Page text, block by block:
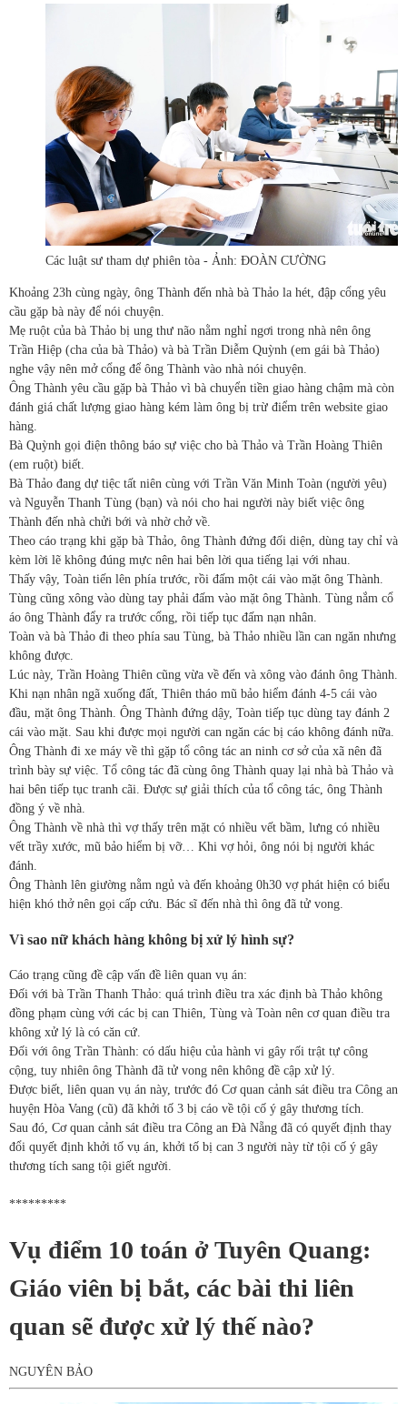
Các luật sư tham dự phiên tòa - Ảnh: ĐOÀN CƯỜNG
Khoảng 23h cùng ngày, ông Thành đến nhà bà Thảo la hét, đập cổng yêu
cầu gặp bà này để nói chuyện.
Mẹ ruột của bà Thảo bị ung thư não nằm nghỉ ngơi trong nhà nên ông
Trần Hiệp (cha của bà Thảo) và bà Trần Diễm Quỳnh (em gái bà Thảo)
nghe vậy nên mở cổng để ông Thành vào nhà nói chuyện.
Ông Thành yêu cầu gặp bà Thảo vì bà chuyển tiền giao hàng chậm mà còn
đánh giá chất lượng giao hàng kém làm ông bị trừ điểm trên website giao
hàng.
Bà Quỳnh gọi điện thông báo sự việc cho bà Thảo và Trần Hoàng Thiên
(em ruột) biết.
Bà Thảo đang dự tiệc tất niên cùng với Trần Văn Minh Toàn (người yêu)
và Nguyễn Thanh Tùng (bạn) và nói cho hai người này biết việc ông
Thành đến nhà chửi bới và nhờ chở về.
Theo cáo trạng khi gặp bà Thảo, ông Thành đứng đối diện, dùng tay chỉ và
kèm lời lẽ không đúng mực nên hai bên lời qua tiếng lại với nhau.
Thấy vậy, Toàn tiến lên phía trước, rồi đấm một cái vào mặt ông Thành.
Tùng cũng xông vào dùng tay phải đấm vào mặt ông Thành. Tùng nắm cổ
áo ông Thành đẩy ra trước cổng, rồi tiếp tục đấm nạn nhân.
Toàn và bà Thảo đi theo phía sau Tùng, bà Thảo nhiều lần can ngăn nhưng
không được.
Lúc này, Trần Hoàng Thiên cũng vừa về đến và xông vào đánh ông Thành.
Khi nạn nhân ngã xuống đất, Thiên tháo mũ bảo hiểm đánh 4-5 cái vào
đầu, mặt ông Thành. Ông Thành đứng dậy, Toàn tiếp tục dùng tay đánh 2
cái vào mặt. Sau khi được mọi người can ngăn các bị cáo không đánh nữa.
Ông Thành đi xe máy về thì gặp tổ công tác an ninh cơ sở của xã nên đã
trình bày sự việc. Tổ công tác đã cùng ông Thành quay lại nhà bà Thảo và
hai bên tiếp tục tranh cãi. Được sự giải thích của tổ công tác, ông Thành
đồng ý về nhà.
Ông Thành về nhà thì vợ thấy trên mặt có nhiều vết bầm, lưng có nhiều
vết trầy xước, mũ bảo hiểm bị vỡ… Khi vợ hỏi, ông nói bị người khác
đánh.
Ông Thành lên giường nằm ngủ và đến khoảng 0h30 vợ phát hiện có biểu
hiện khó thở nên gọi cấp cứu. Bác sĩ đến nhà thì ông đã tử vong.
Vì sao nữ khách hàng không bị xử lý hình sự?
Cáo trạng cũng đề cập vấn đề liên quan vụ án:
Đối với bà Trần Thanh Thảo: quá trình điều tra xác định bà Thảo không
đồng phạm cùng với các bị can Thiên, Tùng và Toàn nên cơ quan điều tra
không xử lý là có căn cứ.
Đối với ông Trần Thành: có dấu hiệu của hành vi gây rối trật tự công
cộng, tuy nhiên ông Thành đã tử vong nên không đề cập xử lý.
Được biết, liên quan vụ án này, trước đó Cơ quan cảnh sát điều tra Công an
huyện Hòa Vang (cũ) đã khởi tố 3 bị cáo về tội cố ý gây thương tích.
Sau đó, Cơ quan cảnh sát điều tra Công an Đà Nẵng đã có quyết định thay
đổi quyết định khởi tố vụ án, khởi tố bị can 3 người này từ tội cố ý gây
thương tích sang tội giết người.
*********
Vụ điểm 10 toán ở Tuyên Quang:
Giáo viên bị bắt, các bài thi liên
quan sẽ được xử lý thế nào?
NGUYÊN BẢO